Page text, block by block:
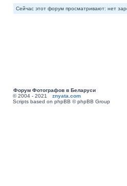
Сейчас этот форум просматривают: нет
Форум Фотографов в Беларуси
© 2004 - 2021 znyata.com
Scripts based on phpBB © phpBB Group